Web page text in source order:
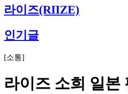
라이즈(RIIZE)
인기글
[소통]
라이즈 소희 일본